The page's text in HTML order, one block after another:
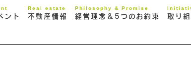
ント
Real estate
不動産情報
Philosophy & Promise
経営理念＆5つのお約束 取り